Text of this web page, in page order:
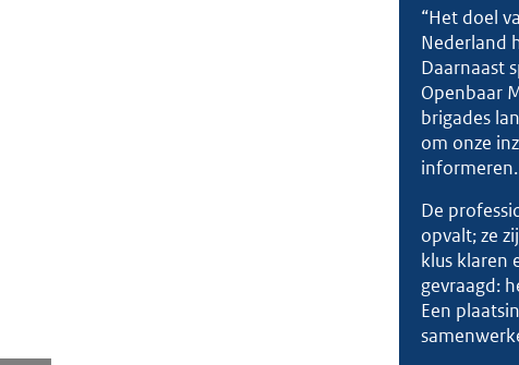
“Het doel
Nederland
Daarnaast
Openbaar
brigades
om onze
informeren.
De
opvalt; ze
klus klaren
gevraagd:
Een